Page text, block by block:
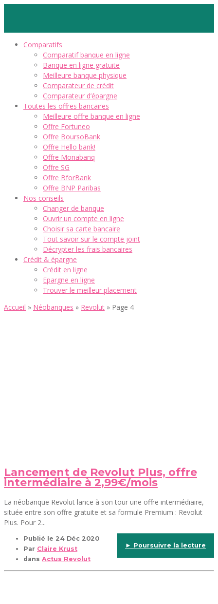
Comparatifs
Comparatif banque en ligne
Banque en ligne gratuite
Meilleure banque physique
Comparateur de crédit
Comparateur d’épargne
Toutes les offres bancaires
Meilleure offre banque en ligne
Offre Fortuneo
Offre BoursoBank
Offre Hello bank!
Offre Monabanq
Offre SG
Offre BforBank
Offre BNP Paribas
Nos conseils
Changer de banque
Ouvrir un compte en ligne
Choisir sa carte bancaire
Tout savoir sur le compte joint
Décrypter les frais bancaires
Crédit & épargne
Crédit en ligne
Epargne en ligne
Trouver le meilleur placement
Accueil » Néobanques » Revolut » Page 4
Lancement de Revolut Plus, offre
intermédiaire à 2,99€/mois
La néobanque Revolut lance à son tour une offre intermédiaire,
située entre son offre gratuite et sa formule Premium : Revolut
Plus. Pour 2...
Publié le 24 Déc 2020
Par Claire Krust
dans Actus Revolut
► Poursuivre la lecture